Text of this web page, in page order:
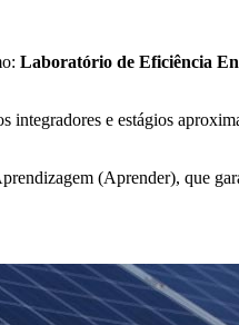
Laboratório de Eficiência
integradores e estágios
(Aprender), que